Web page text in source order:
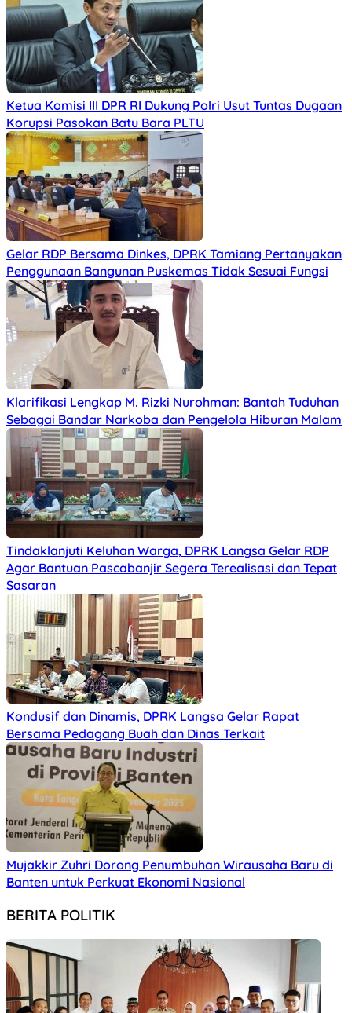
Ketua Komisi III DPR RI Dukung Polri Usut Tuntas Dugaan
Korupsi Pasokan Batu Bara PLTU
Gelar RDP Bersama Dinkes, DPRK Tamiang Pertanyakan
Penggunaan Bangunan Puskemas Tidak Sesuai Fungsi
Klarifikasi Lengkap M. Rizki Nurohman: Bantah Tuduhan
Sebagai Bandar Narkoba dan Pengelola Hiburan Malam
Tindaklanjuti Keluhan Warga, DPRK Langsa Gelar RDP
Agar Bantuan Pascabanjir Segera Terealisasi dan Tepat
Sasaran
Kondusif dan Dinamis, DPRK Langsa Gelar Rapat
Bersama Pedagang Buah dan Dinas Terkait
Mujakkir Zuhri Dorong Penumbuhan Wirausaha Baru di
Banten untuk Perkuat Ekonomi Nasional
BERITA POLITIK